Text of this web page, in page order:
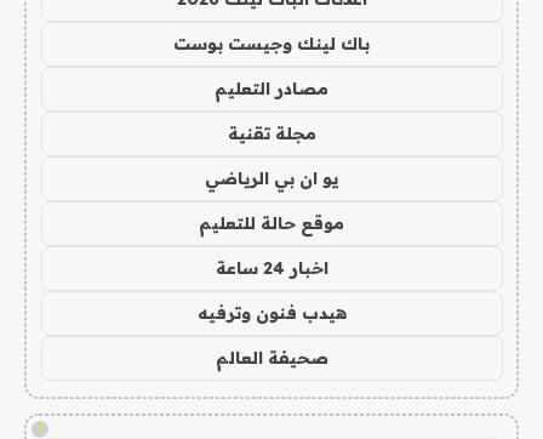
باك لينك وجيست بوست
مصادر التعليم
مجلة تقنية
يو ان بي الرياضي
موقع حالة للتعليم
اخبار 24 ساعة
هيدب فنون وترفيه
صحيفة العالم
!